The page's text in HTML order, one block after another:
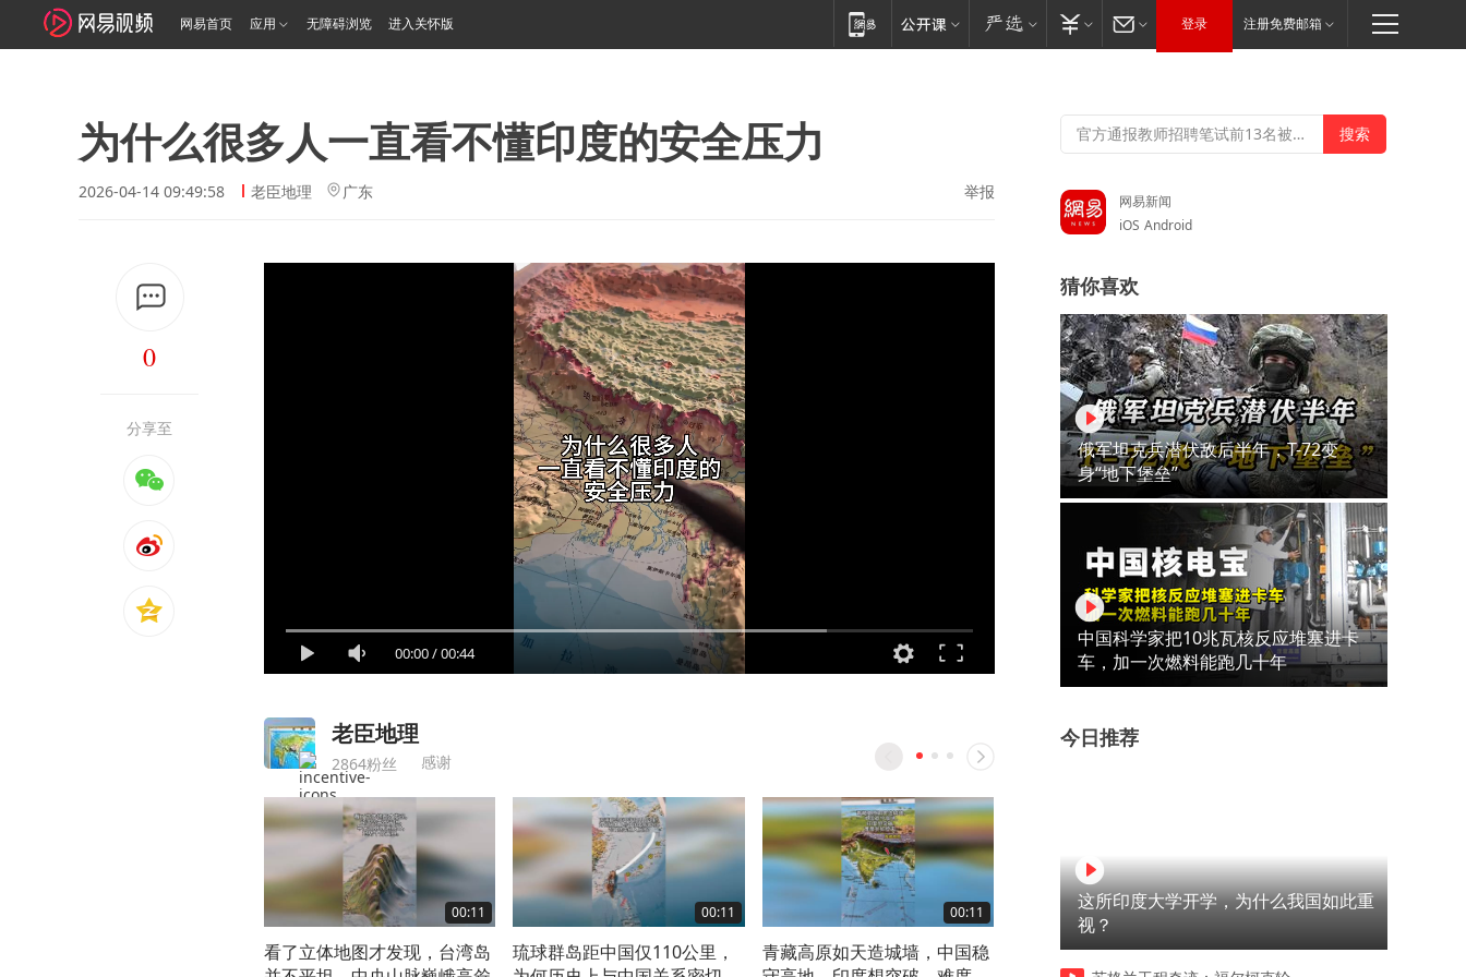
网易首页 应用 无障碍浏览 进入关怀版 登录 注册免费邮箱
为什么很多人一直看不懂印度的安全压力
2026-04-14 09:49:58 老臣地理 广东 举报
0
分享至
00:00/00:44
老臣地理
2864粉丝 感谢
00:11
看了立体地图才发现，台湾岛
00:11
琉球群岛距中国仅110公里，
00:11
青藏高原如天造城墙，中国稳
00:27
伊犁河谷凭什么号称塞外江南
为什么台湾2000万人全都挤
网易新闻
iOS Android
猜你喜欢
俄军坦克兵潜伏敌后半年，T-72变
身“地下堡垒”
中国科学家把10兆瓦核反应堆塞进卡
车，加一次燃料能跑几十年
今日推荐
这所印度大学开学，为什么我国如此重
视？